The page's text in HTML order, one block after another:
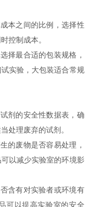
本之间的比例，选择性
控制成本。
最合适的包装规格，
实验，大包装适合常规
剂的安全性数据表，确
处理废弃的试剂。
废物是否容易处理，
以减少实验室的环境影
含有对实验者或环境有
可以提高实验室的安全